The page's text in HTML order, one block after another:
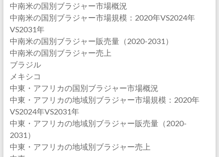
中南米の国別ブラジャー市場概況
中南米の国別ブラジャー市場規模：2020年VS2024年
VS2031年
中南米の国別ブラジャー販売量（2020-2031）
中南米の国別ブラジャー売上
ブラジル
メキシコ
中東・アフリカの国別ブラジャー市場概況
中東・アフリカの地域別ブラジャー市場規模：2020年
VS2024年VS2031年
中東・アフリカの地域別ブラジャー販売量（2020-
2031）
中東・アフリカの地域別ブラジャー売上